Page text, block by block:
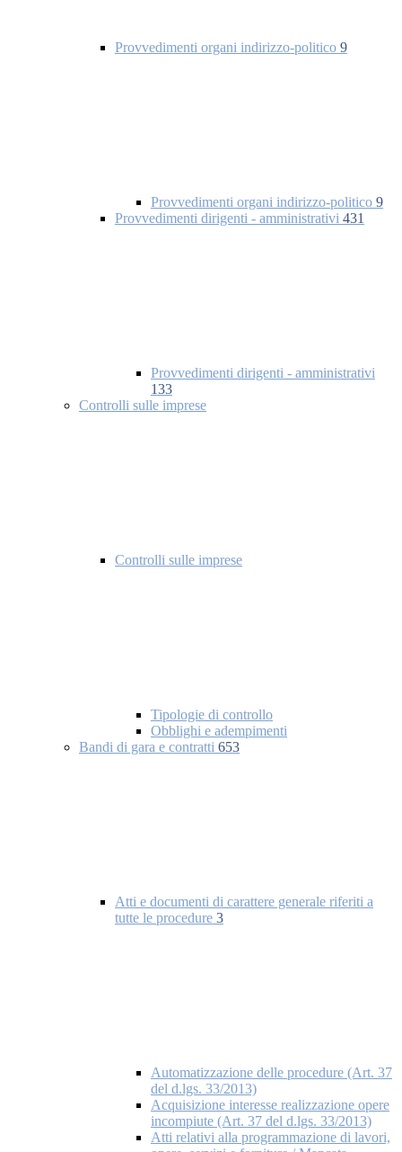
Provvedimenti organi indirizzo-politico 9
Provvedimenti organi indirizzo-politico 9
Provvedimenti dirigenti - amministrativi 431
Provvedimenti dirigenti - amministrativi
133
Controlli sulle imprese
Controlli sulle imprese
Tipologie di controllo
Obblighi e adempimenti
Bandi di gara e contratti 653
Atti e documenti di carattere generale riferiti a
tutte le procedure 3
Automatizzazione delle procedure (Art. 37
del d.lgs. 33/2013)
Acquisizione interesse realizzazione opere
incompiute (Art. 37 del d.lgs. 33/2013)
Atti relativi alla programmazione di lavori,